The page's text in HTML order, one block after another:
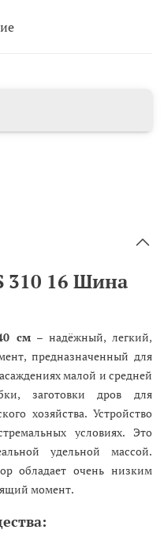
310 16 Шина
см – надёжный, легкий,
предназначенный для
малой и средней
заготовки дров для
хозяйства. Устройство
условиях. Это
удельной массой.
обладает очень низким
момент.